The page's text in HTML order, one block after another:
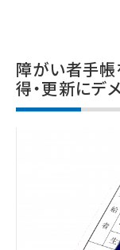
障がい者手帳
得・更新にデ